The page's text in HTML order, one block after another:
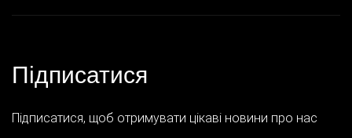
Підписатися
Підписатися, щоб отримувати цікаві новини про нас